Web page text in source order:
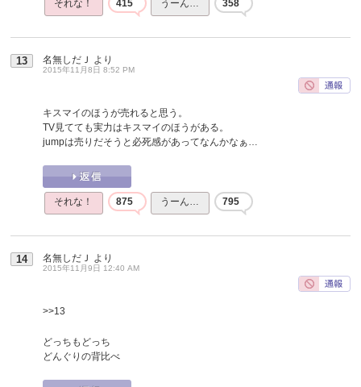
それな！ 415 うーん… 358
13 名無しだＪ より
2015年11月8日 8:52 PM
キスマイのほうが売れると思う。
TV見てても実力はキスマイのほうがある。
jumpは売りだそうと必死感があってなんかなぁ…
それな！ 875 うーん… 795
14 名無しだＪ より
2015年11月9日 12:40 AM
>>13
どっちもどっち
どんぐりの背比べ